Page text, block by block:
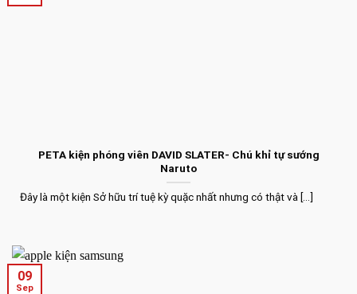
PETA kiện phóng viên DAVID SLATER- Chú khỉ tự sướng
Naruto
Đây là một kiện Sở hữu trí tuệ kỳ quặc nhất nhưng có thật và [...]
09
Sep